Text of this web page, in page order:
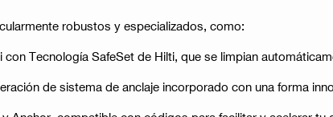
robustos y especializados, como:
Tecnología SafeSet de Hilti, que se limpian
de sistema de anclaje incorporado con una forma